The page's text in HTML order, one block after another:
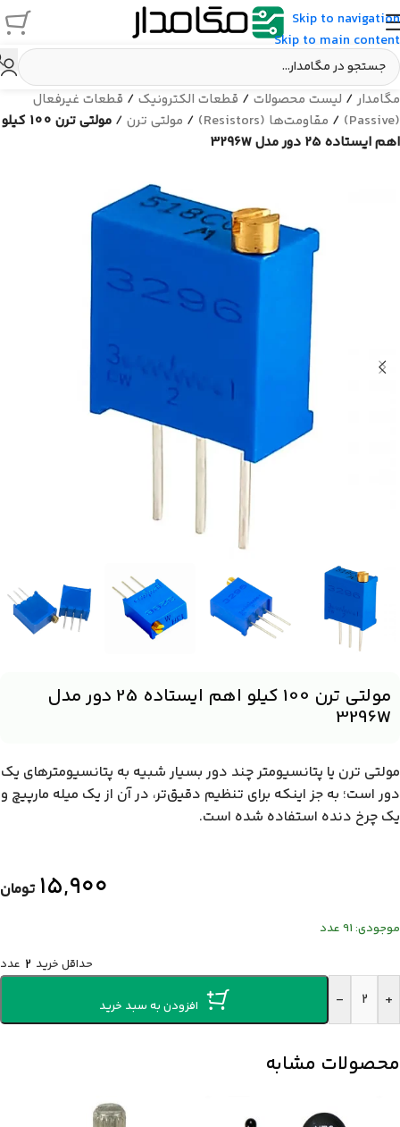
Skip to navigation
Skip to main content
مگامدار/ لیست محصولات / قطعات الکترونیک / قطعات غیرفعال
(Passive)
/ مقاومت‌ها (Resistors) / مولتی ترن /
مولتی ترن 100 کیلو
اهم ایستاده 25 دور مدل 3296W
مولتی ترن 100 کیلو اهم ایستاده 25 دور مدل
3296W
مولتی ترن یا پتانسیومتر چند دور بسیار شبیه به پتانسیومترهای یک
دور است؛ به جز اینکه برای تنظیم دقیق‌تر، در آن از یک میله مارپیچ و
یک چرخ دنده استفاده شده است.
۱۵,۹۰۰ تومان
موجودی: 91 عدد
حداقل خرید 2 عدد
- + افزودن به سبد خرید
محصولات مشابه